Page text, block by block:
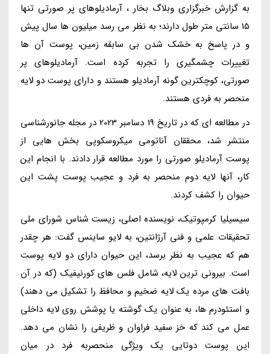
به گزارش خبرگزاری وبلاگ بخار ، آرمادیلوهای پر صورتی تنها
15 سانتی متر طول دارند؛ به نظر می رسد میلیون ها سال پیش
و در پاسخ به خشک شدن بی سابقه زمین، پوست آن ها
تغییرات چشمگیری را تجربه کرده است. آرمادیلوهای پر
صورتی، کوچکترین گونه آرمادیلو هستند و دارای پوست دو لایه
منحصر به فردی هستند.
در مطالعه ای که در تاریخ 19 دسامبر 2023 در مجله جانورشناسی
منتشر شد، محققان آناتومی میکروسکوپی بخش هایی از
پوست آرمادیلو صورتی را مورد مطالعه قرار دادند. با انجام این
کار، آنها لایه دوم منحصر به فرد و عجیب پوست پشت این
حیوان را کشف کردند.
سیسیلیا کرمپوتیک، نویسنده اصلی، زیست شناس شورای ملی
تحقیقات علمی و فنی آرژانتین، به لایو ساینس گفت: هر چقدر
هم که عجیب به نظر برسد، این حیوان دارای دو لایه پوست
است. بیرونی ترین لایه، شامل فلس های کورنیفیک (که در آن
بافت های مرده یک لایه ضخیم و محافظ را تشکیل می دهند)
و استئودرم ها، به عنوان یک گوشته یا پوشش روی لایه داخلی
عمل می کند که خز سفید فراوان و ظریفی را نشان می دهد.
این پوست دوتایی یک ویژگی منحصربه فرد در میان